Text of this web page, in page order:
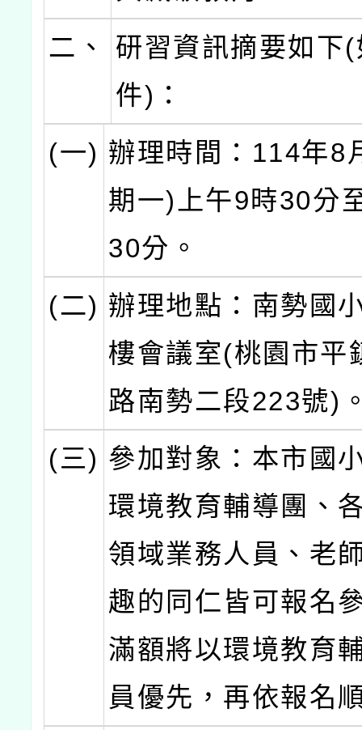
二、
研習資訊摘要如下
件)：
(一) 辦理時間：114年8
期一)上午9時30分
30分。
(二) 辦理地點：南勢國
樓會議室(桃園市平
路南勢二段223號)
(三) 參加對象：本市國
環境教育輔導團、
領域業務人員、老
趣的同仁皆可報名
滿額將以環境教育
員優先，再依報名